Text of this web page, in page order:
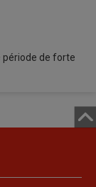
période de forte